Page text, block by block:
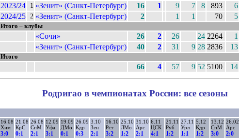
2023/24
1 «Зенит» (Санкт-Петербург) 16 1 9 7 8 893 6
2024/25 2 «Зенит» (Санкт-Петербург) 2 1 1 70 5
Итого – клубы
«Сочи» 26 2 26 24 2264 1
«Зенит» (Санкт-Петербург)
40 2 31 9 28 2836 13
Итого
66 4 57 9 52 5100 14
Родригао в чемпионатах России: все сезоны
16.08
Хим
3:0
21.08
КрС
0:1
26.08
СпМ
2:1
12.09
Уфа
3:1
19.09
ДМо
0:1
26.09
Кдр
0:3
3.10
Зен
2:1
16.10
Рст
3:2
25.10
ЛМо
1:2
31.10
Арс
2:1
6.11
ЦСК
4:1
21.11
Руб
1:2
27.11
Урл
1:1
5.12
Кдр
1:2
13.12
СпМ
3:0
26.02
Арс
2:0